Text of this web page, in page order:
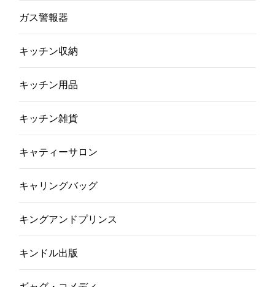
ガス警報器
キッチン収納
キッチン用品
キッチン雑貨
キャティーサロン
キャリングバッグ
キングアンドプリンス
キンドル出版